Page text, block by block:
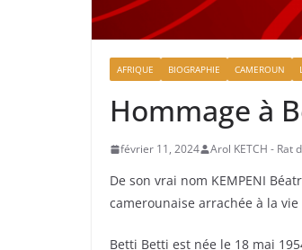
AFRIQUE BIOGRAPHIE CAMEROUN
Hommage à
février 11, 2024 Arol KETCH - Rat
De son vrai nom KEMPENI
camerounaise arrachée à la
Betti Betti est née le 18 mai